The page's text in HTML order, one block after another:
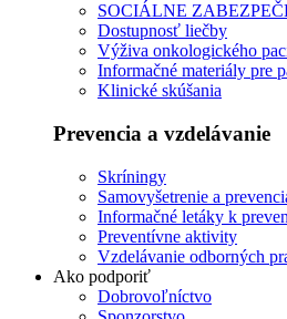
SOCIÁLNE
Dostupnosť liečby
Výživa onkologického
Informačné materiály pre
Klinické skúšania
Prevencia a vzdelávanie
Skríningy
Samovyšetrenie a
Informačné letáky k
Preventívne aktivity
Vzdelávanie odborných
Ako podporiť
Dobrovoľníctvo